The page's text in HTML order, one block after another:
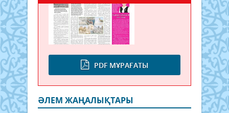
PDF МҰРАҒАТЫ
ӘЛЕМ ЖАҢАЛЫҚТАРЫ